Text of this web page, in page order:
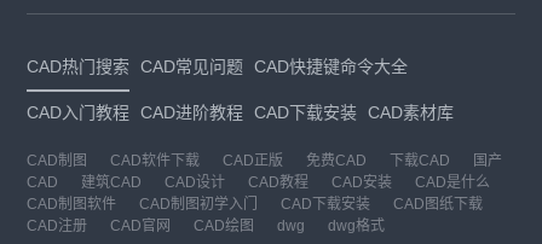
CAD热门搜索 CAD常见问题 CAD快捷键命令大全
CAD入门教程 CAD进阶教程 CAD下载安装 CAD素材库
CAD制图 CAD软件下载 CAD正版 免费CAD 下载CAD
国产
CAD
建筑CAD CAD设计 CAD教程 CAD安装
CAD是什么
CAD制图软件
CAD制图初学入门 CAD下载安装
CAD图纸下载
CAD注册
CAD官网 CAD绘图 dwg dwg格式